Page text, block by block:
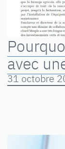
avec
31 octobre